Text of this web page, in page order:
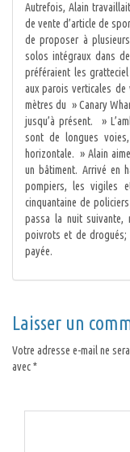
Autrefois, Alain
de vente d’article de
de proposer à
solos intégraux dans
préféraient les
aux parois verticales de
mètres du » Canary
jusqu’à présent. »
sont de longues
horizontale. » Alain
un bâtiment. Arrivé en
pompiers, les vigiles
cinquantaine de
passa la nuit suivante,
poivrots et de drogués;
payée.
Laisser un
Votre adresse e-mail ne
avec*